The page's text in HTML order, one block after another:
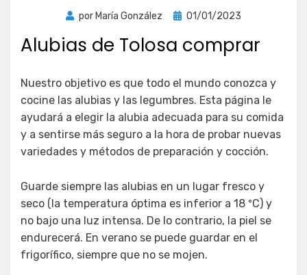
por María González
Publicada
01/01/2023
Alubias de Tolosa comprar
Nuestro objetivo es que todo el mundo conozca y
cocine las alubias y las legumbres. Esta página le
ayudará a elegir la alubia adecuada para su comida
y a sentirse más seguro a la hora de probar nuevas
variedades y métodos de preparación y cocción.
Guarde siempre las alubias en un lugar fresco y
seco (la temperatura óptima es inferior a 18 ºC) y
no bajo una luz intensa. De lo contrario, la piel se
endurecerá. En verano se puede guardar en el
frigorífico, siempre que no se mojen.